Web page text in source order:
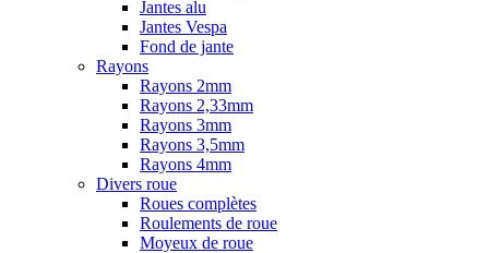
Jantes alu
Jantes Vespa
Fond de jante
Rayons
Rayons 2mm
Rayons 2,33mm
Rayons 3mm
Rayons 3,5mm
Rayons 4mm
Divers roue
Roues complètes
Roulements de roue
Moyeux de roue